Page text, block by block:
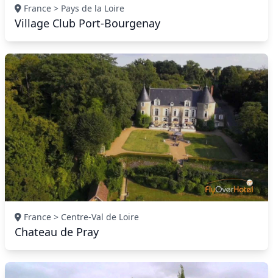
France > Pays de la Loire
Village Club Port-Bourgenay
France > Centre-Val de Loire
Chateau de Pray